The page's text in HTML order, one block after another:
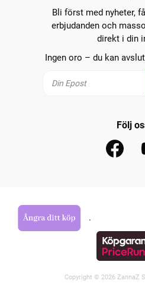
Bli först med nyheter,
erbjudanden och
direkt i din
Ingen oro – du kan
Följ
Copyright © 2026 ZannaZ